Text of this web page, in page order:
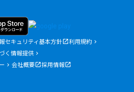
セキュリティ基本方針
利用規約
く情報提供
会社概要 採用情報